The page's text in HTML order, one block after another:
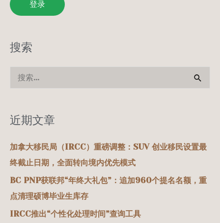
登录
搜索
近期文章
加拿大移民局（IRCC）重磅调整：SUV 创业移民设置最
终截止日期，全面转向境内优先模式
BC PNP获联邦“年终大礼包”：追加960个提名名额，重
点清理硕博毕业生库存
IRCC推出“个性化处理时间”查询工具